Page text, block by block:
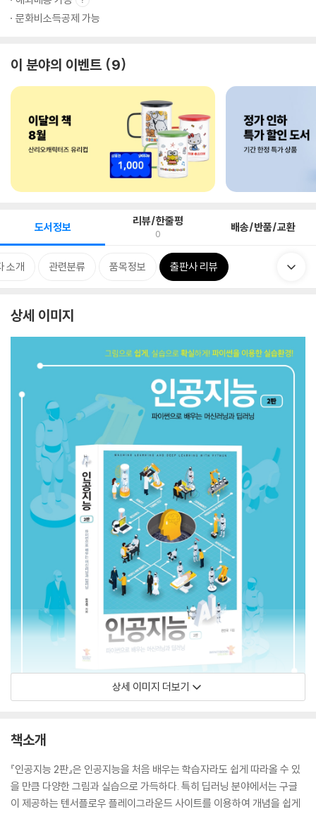
문화비소득공제 가능
이 분야의 이벤트 9
도서정보 리뷰/한줄평
0 배송/반품/교환
소개 관련분류 품목정보 출판사 리뷰
상세 이미지
상세 이미지 더보기
책소개
『인공지능 2판』은 인공지능을 처음 배우는 학습자라도 쉽게 따라올 수 있
을 만큼 다양한 그림과 실습으로 가득하다. 특히 딥러닝 분야에서는 구글
이 제공하는 텐서플로우 플레이그라운드 사이트를 이용하여 개념을 쉽게